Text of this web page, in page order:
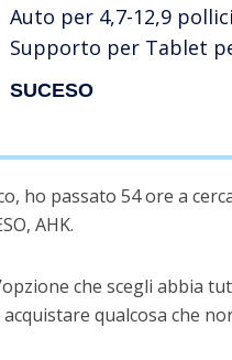
Auto per 4,7-12,9
Supporto per Tablet
Rotazione 360 Gradi
SUCESO
ho passato 54 ore a
AHK.
che scegli abbia
qualcosa che